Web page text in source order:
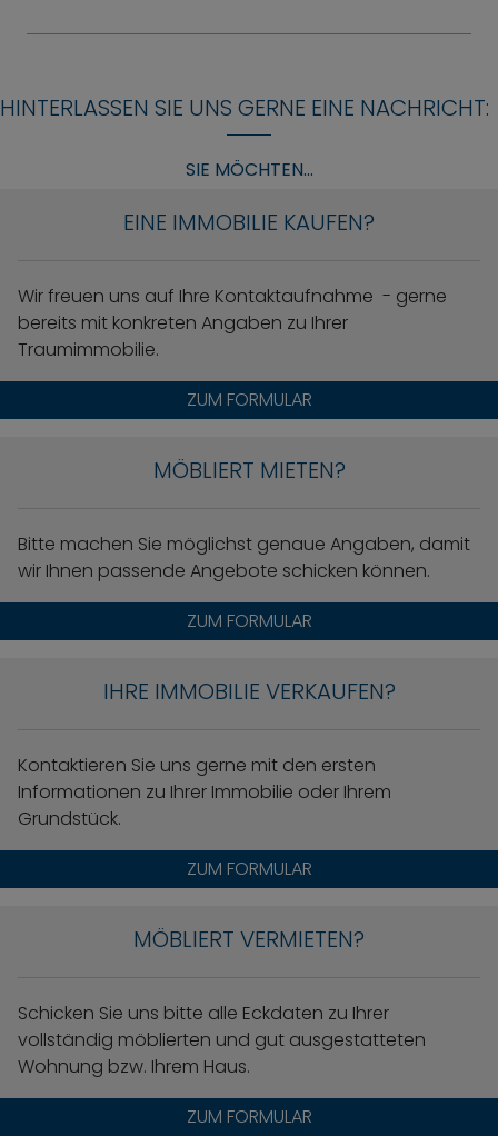
HINTERLASSEN SIE UNS GERNE EINE NACHRICHT:
SIE MÖCHTEN...
EINE IMMOBILIE KAUFEN?
Wir freuen uns auf Ihre Kontaktaufnahme - gerne
bereits mit konkreten Angaben zu Ihrer
Traumimmobilie.
ZUM FORMULAR
MÖBLIERT MIETEN?
Bitte machen Sie möglichst genaue Angaben, damit
wir Ihnen passende Angebote schicken können.
ZUM FORMULAR
IHRE IMMOBILIE VERKAUFEN?
Kontaktieren Sie uns gerne mit den ersten
Informationen zu Ihrer Immobilie oder Ihrem
Grundstück.
ZUM FORMULAR
MÖBLIERT VERMIETEN?
Schicken Sie uns bitte alle Eckdaten zu Ihrer
vollständig möblierten und gut ausgestatteten
Wohnung bzw. Ihrem Haus.
ZUM FORMULAR